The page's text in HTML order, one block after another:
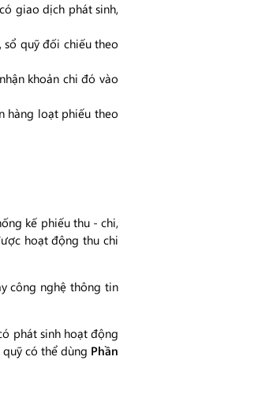
giao dịch phát sinh,
sổ quỹ đối chiếu theo
khoản chi đó vào
hàng loạt phiếu theo
kế phiếu thu - chi,
hoạt động thu chi
công nghệ thông tin
phát sinh hoạt động
có thể dùng Phần